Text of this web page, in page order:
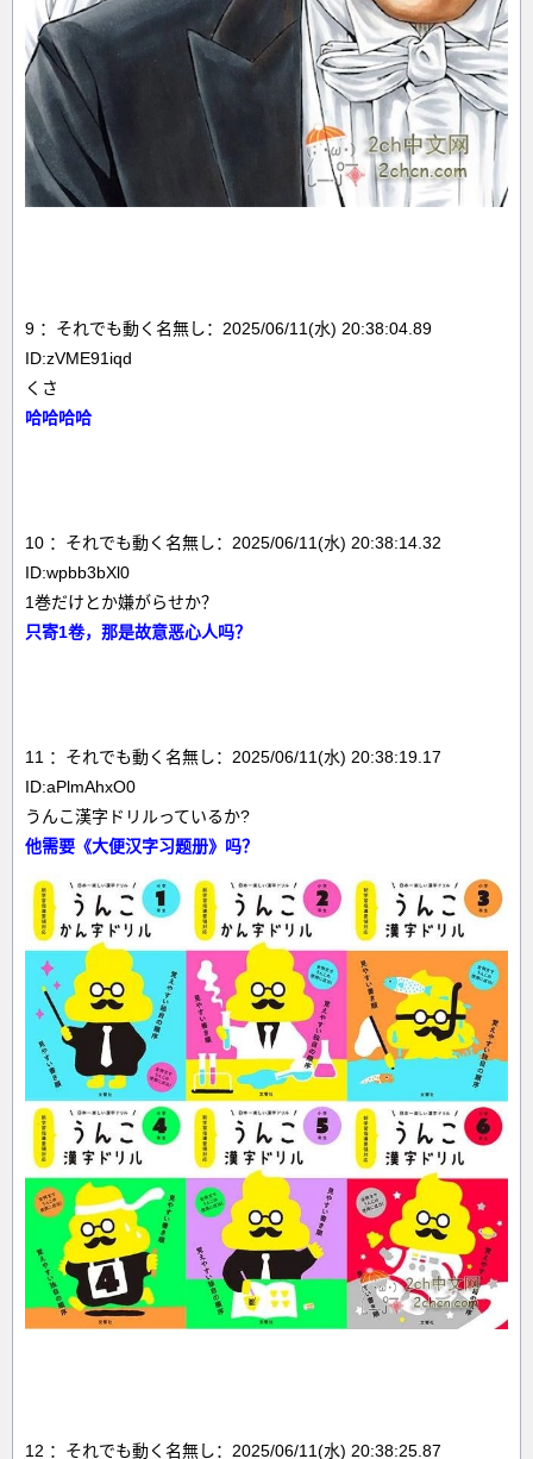
9 ：それでも動く名無し：2025/06/11(水) 20:38:04.89
ID:zVME91iqd
くさ
哈哈哈哈
10 ：それでも動く名無し：2025/06/11(水) 20:38:14.32
ID:wpbb3bXl0
1巻だけとか嫌がらせか？
只寄1卷，那是故意恶心人吗？
11 ：それでも動く名無し：2025/06/11(水) 20:38:19.17
ID:aPlmAhxO0
うんこ漢字ドリルっているか?
他需要《大便汉字习题册》吗？
12 ：それでも動く名無し：2025/06/11(水) 20:38:25.87